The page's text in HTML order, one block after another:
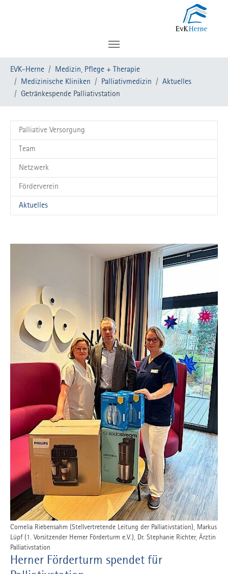
Sie sind hier:
EVK-Herne
Medizin, Pflege + Therapie
Medizinische Kliniken
Palliativmedizin
Aktuelles
Getränkespende Palliativstation
Palliative Versorgung
Team
Netzwerk
Förderverein
Aktuelles
Cornelia Riebensahm (Stellvertretende Leitung der Palliativstation), Markus
Lüpf (1. Vorsitzender Herner Förderturm e.V.), Dr. Stephanie Richter, Ärztin
Palliativstation
Herner Förderturm spendet für